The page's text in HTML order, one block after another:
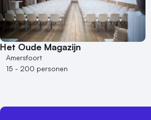
Het Oude Magazijn
Amersfoort
15 - 200 personen